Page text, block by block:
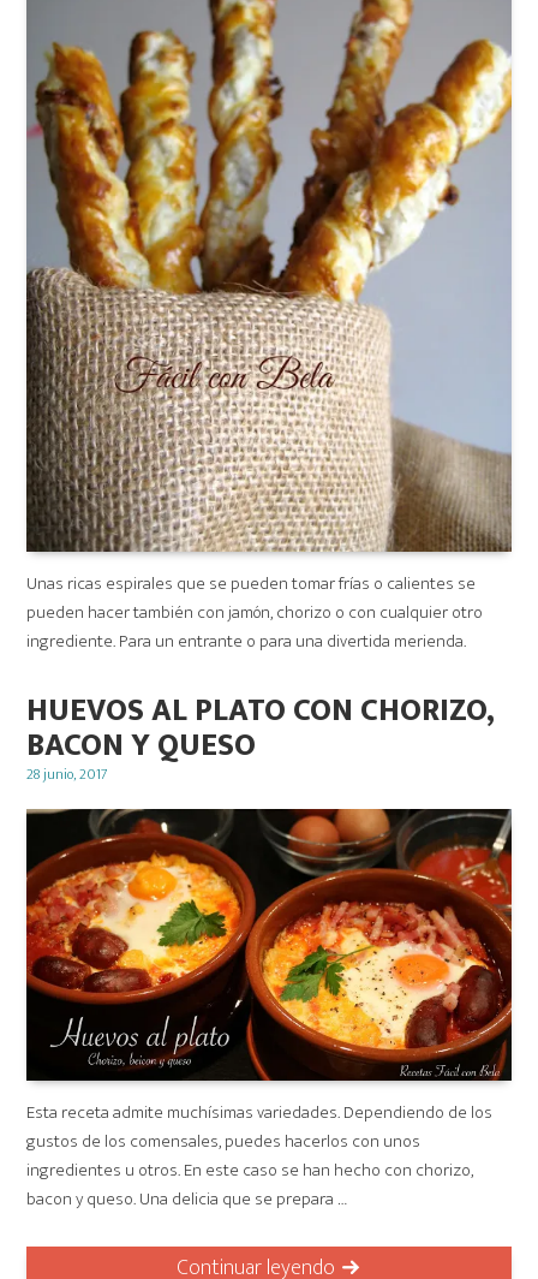
Unas ricas espirales que se pueden tomar frías o calientes se
pueden hacer también con jamón, chorizo o con cualquier otro
ingrediente. Para un entrante o para una divertida merienda.
HUEVOS AL PLATO CON CHORIZO,
BACON Y QUESO
Posted
28 junio, 2017
Esta receta admite muchísimas variedades. Dependiendo de los
gustos de los comensales, puedes hacerlos con unos
ingredientes u otros. En este caso se han hecho con chorizo,
bacon y queso. Una delicia que se prepara …
Continuar leyendo